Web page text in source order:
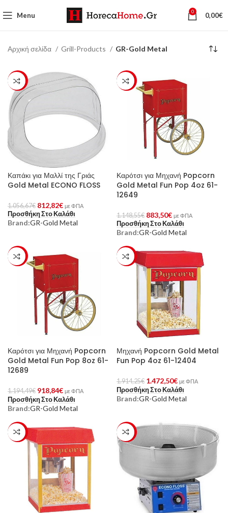
Menu 0 0,00€
Αρχική σελίδα Grill-Products GR-Gold Metal
-23%
Καπάκι για Μαλλί της Γριάς
Gold Metal ECONO FLOSS
1.056,67€ 812,82€ με ΦΠΑ
Προσθήκη Στο Καλάθι
Brand:GR-Gold Metal
-23%
Καρότσι για Μηχανή Popcorn
Gold Metal Fun Pop 4oz 61-
12649
1.148,55€ 883,50€ με ΦΠΑ
Προσθήκη Στο Καλάθι
Brand:GR-Gold Metal
-23%
Καρότσι για Μηχανή Popcorn
Gold Metal Fun Pop 8oz 61-
12689
1.194,49€ 918,84€ με ΦΠΑ
Προσθήκη Στο Καλάθι
Brand:GR-Gold Metal
-23%
Μηχανή Popcorn Gold Metal
Fun Pop 4oz 61-12404
1.914,25€ 1.472,50€ με ΦΠΑ
Προσθήκη Στο Καλάθι
Brand:GR-Gold Metal
-23% -23%